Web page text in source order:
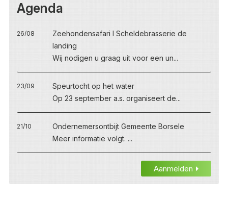
Agenda
26/08
Zeehondensafari I Scheldebrasserie de
landing
Wij nodigen u graag uit voor een un...
23/09
Speurtocht op het water
Op 23 september a.s. organiseert de...
21/10
Ondernemersontbijt Gemeente Borsele
Meer informatie volgt. ...
Aanmelden